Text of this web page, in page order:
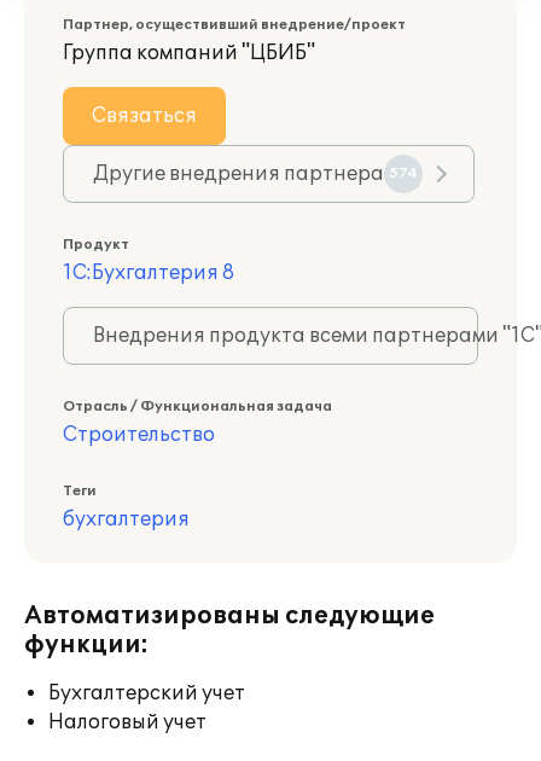
Партнер, осуществивший внедрение/проект
Группа компаний "ЦБИБ"
Связаться
Другие внедрения партнера 574
Продукт
1С:Бухгалтерия 8
Внедрения продукта всеми партнерами
Отрасль / Функциональная задача
Строительство
Теги
бухгалтерия
Автоматизированы следующие
функции:
Бухгалтерский учет
Налоговый учет